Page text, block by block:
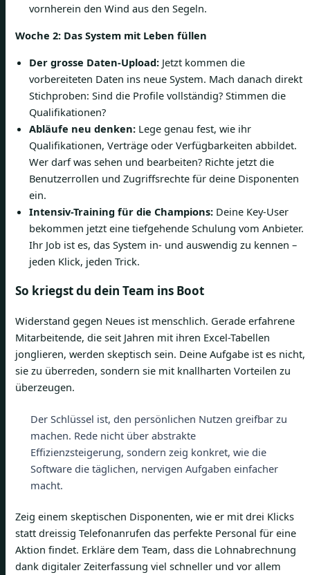
vornherein den Wind aus den Segeln.
Woche 2: Das System mit Leben füllen
Der grosse Daten-Upload: Jetzt kommen die
vorbereiteten Daten ins neue System. Mach danach direkt
Stichproben: Sind die Profile vollständig? Stimmen die
Qualifikationen?
Abläufe neu denken: Lege genau fest, wie ihr
Qualifikationen, Verträge oder Verfügbarkeiten abbildet.
Wer darf was sehen und bearbeiten? Richte jetzt die
Benutzerrollen und Zugriffsrechte für deine Disponenten
ein.
Intensiv-Training für die Champions: Deine Key-User
bekommen jetzt eine tiefgehende Schulung vom Anbieter.
Ihr Job ist es, das System in- und auswendig zu kennen –
jeden Klick, jeden Trick.
So kriegst du dein Team ins Boot
Widerstand gegen Neues ist menschlich. Gerade erfahrene
Mitarbeitende, die seit Jahren mit ihren Excel-Tabellen
jonglieren, werden skeptisch sein. Deine Aufgabe ist es nicht,
sie zu überreden, sondern sie mit knallharten Vorteilen zu
überzeugen.
Der Schlüssel ist, den persönlichen Nutzen greifbar zu
machen. Rede nicht über abstrakte
Effizienzsteigerung, sondern zeig konkret, wie die
Software die täglichen, nervigen Aufgaben einfacher
macht.
Zeig einem skeptischen Disponenten, wie er mit drei Klicks
statt dreissig Telefonanrufen das perfekte Personal für eine
Aktion findet. Erkläre dem Team, dass die Lohnabrechnung
dank digitaler Zeiterfassung viel schneller und vor allem